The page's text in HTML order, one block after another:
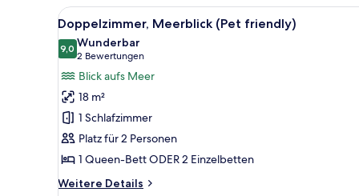
Alle
Fotos
für
Doppelzimmer,
Meerblick
(Pet
friendly)
anzeigen
Ein Hotelzimmer mit einem
5
Doppelzimmer, Meerblick (Pet friendly)
9,09,0 von 10
Wunderbar
2 Bewertungen
(2
Bewertungen)
Blick aufs Meer
18 m²
1 Schlafzimmer
Platz für 2 Personen
1 Queen-Bett ODER 2 Einzelbetten
Weitere Details
Weitere